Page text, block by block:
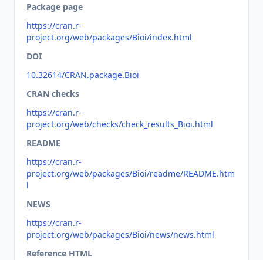
Package page
https://cran.r-
project.org/web/packages/Bioi/index.html
DOI
10.32614/CRAN.package.Bioi
CRAN checks
https://cran.r-
project.org/web/checks/check_results_Bioi.html
README
https://cran.r-
project.org/web/packages/Bioi/readme/README.htm
l
NEWS
https://cran.r-
project.org/web/packages/Bioi/news/news.html
Reference HTML